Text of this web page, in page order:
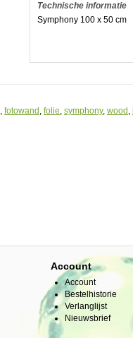
Technische informatie
Symphony 100 x 50 cm
, fotowand , folie, symphony, wood ,
Account
Account
Bestelhistorie
Verlanglijst
Nieuwsbrief